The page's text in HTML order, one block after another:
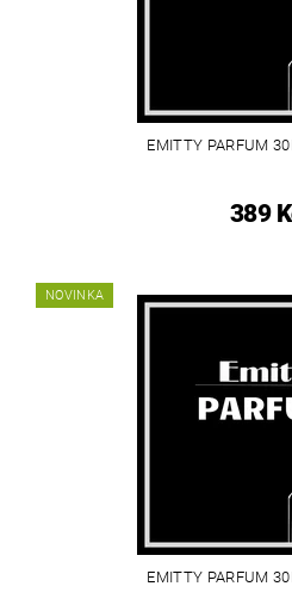
EMITTY PARFUM
389
NOVINKA
EMITTY PARFUM